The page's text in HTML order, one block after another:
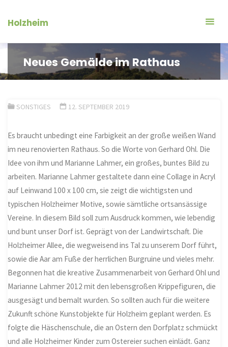
InhaltHolzheim
Neues Gemälde im Rathaus
SONSTIGES 12. SEPTEMBER 2019
Es braucht unbedingt eine Farbigkeit an der große weißen Wand
im neu renovierten Rathaus. So die Worte von Gerhard Ohl. Die
Idee von ihm und Marianne Lahmer, ein großes, buntes Bild zu
arbeiten. Marianne Lahmer gestaltete dann eine Collage in Acryl
auf Leinwand 100 x 100 cm, sie zeigt die wichtigsten und
typischen Holzheimer Motive, sowie sämtliche ortsansässige
Vereine. In diesem Bild soll zum Ausdruck kommen, wie lebendig
und bunt unser Dorf ist. Geprägt von der Landwirtschaft. Die
Holzheimer Allee, die wegweisend ins Tal zu unserem Dorf führt,
sowie die Aar am Fuße der herrlichen Burgruine und vieles mehr.
Begonnen hat die kreative Zusammenarbeit von Gerhard Ohl und
Marianne Lahmer 2012 mit den lebensgroßen Krippefiguren, die
ausgesägt und bemalt wurden. So sollten auch für die weitere
Zukunft schöne Kunstobjekte für Holzheim geplant werden. Es
folgte die Häschenschule, die an Ostern den Dorfplatz schmückt
und alle Holzheimer Kinder zum Ostereier suchen einlädt. Ganz